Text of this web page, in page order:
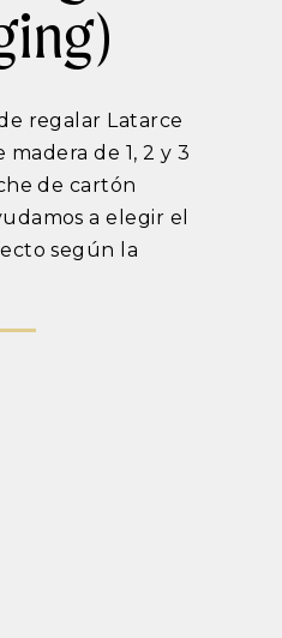
regalar Latarce
madera de 1, 2 y 3
de cartón
a elegir el
según la